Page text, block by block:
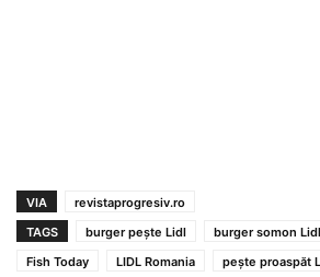
VIA
revistaprogresiv.ro
TAGS
burger pește Lidl burger somon Lidl
Fish Today
LIDL Romania pește proaspăt